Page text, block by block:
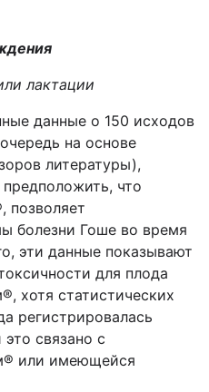
лактации
данные о 150 исходов
на основе
литературы),
что
позволяет
болезни Гоше во время
эти данные показывают
для плода
хотя статистических
регистрировалась
связано с
или имеющейся